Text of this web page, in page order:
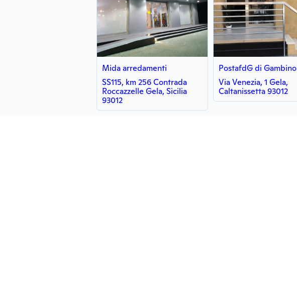
Mida arredamenti
SS115, km 256 Contrada
Roccazzelle Gela, Sicilia
93012
PostafdG di Gambino
Via Venezia, 1 Gela,
Caltanissetta 93012